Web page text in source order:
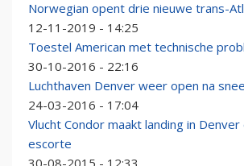
Norwegian opent drie nieuwe trans-
12-11-2019 - 14:25
Toestel American met technische
30-10-2016 - 22:16
Luchthaven Denver weer open na
24-03-2016 - 17:04
Vlucht Condor maakt landing in
escorte